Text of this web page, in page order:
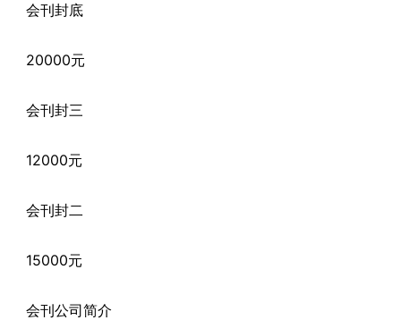
会刊封底
20000元
会刊封三
12000元
会刊封二
15000元
会刊公司简介